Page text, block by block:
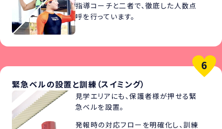
指導コーチと二者で、徹底した人数点
呼を行っています。
緊急ベルの設置と訓練（スイミング）
見学エリアにも、保護者様が押せる緊
急ベルを設置。
発報時の対応フローを明確化し、訓練